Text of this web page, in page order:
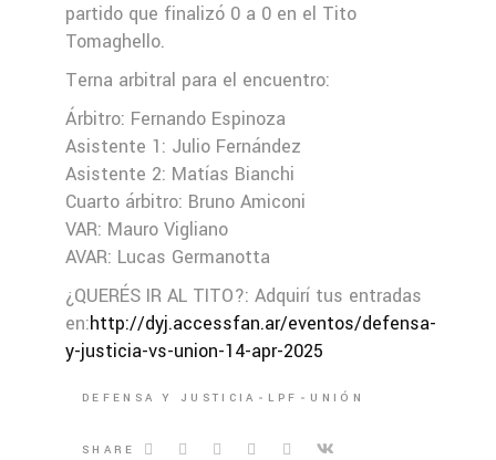
partido que finalizó 0 a 0 en el Tito
Tomaghello.
Terna arbitral para el encuentro:
Árbitro: Fernando Espinoza
Asistente 1: Julio Fernández
Asistente 2: Matías Bianchi
Cuarto árbitro: Bruno Amiconi
VAR: Mauro Vigliano
AVAR: Lucas Germanotta
¿QUERÉS IR AL TITO?: Adquirí tus entradas
en:http://dyj.accessfan.ar/eventos/defensa-
y-justicia-vs-union-14-apr-2025
DEFENSA Y JUSTICIA LPF UNIÓN
SHARE